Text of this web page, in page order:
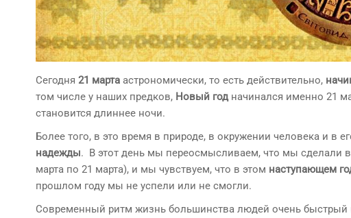
Сегодня 21 марта астрономически, то есть действительно,
том числе у наших предков, Новый годначинался именно 21
становится длиннее ночи.
Более того, в это время в природе, в окружении человека и в
надежды. В этот день мы переосмысливаем, что мы сделали
марта по 21 марта), и мы чувствуем, что в этом наступающем
прошлом году мы не успели или не смогли.
Современный ритм жизнь большинства людей очень быстрый